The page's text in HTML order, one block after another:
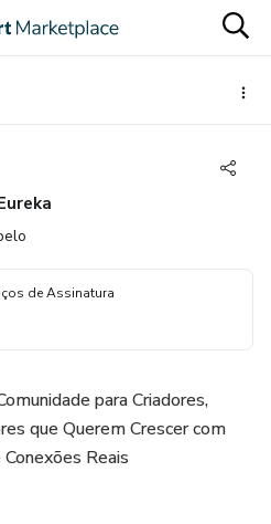
de Assinatura
para Criadores,
que Querem Crescer com
Reais